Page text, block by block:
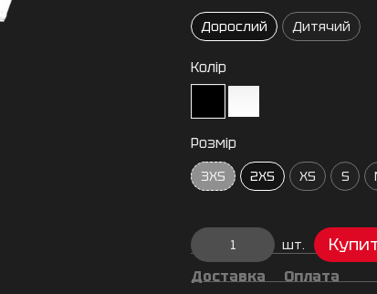
Дорослий Дитячий
Колір
Розмір
3XS 2XS XS S
шт.
Доставка
Оплата